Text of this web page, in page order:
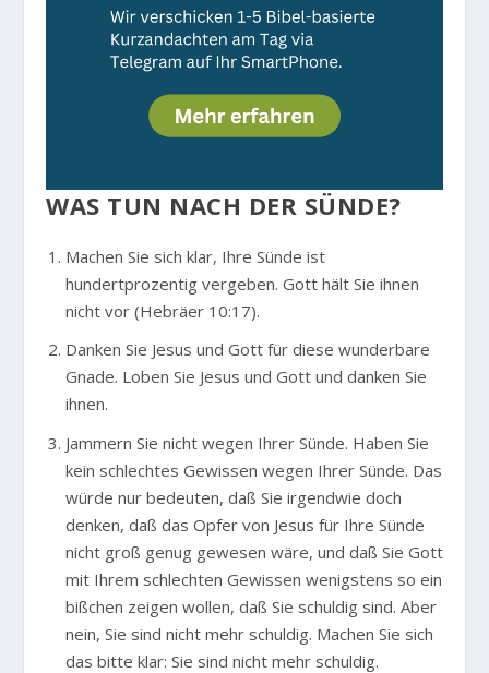
WAS TUN NACH DER SÜNDE?
Machen Sie sich klar, Ihre Sünde ist
hundertprozentig vergeben. Gott hält Sie ihnen
nicht vor (Hebräer 10:17).
Danken Sie Jesus und Gott für diese wunderbare
Gnade. Loben Sie Jesus und Gott und danken Sie
ihnen.
Jammern Sie nicht wegen Ihrer Sünde. Haben Sie
kein schlechtes Gewissen wegen Ihrer Sünde. Das
würde nur bedeuten, daß Sie irgendwie doch
denken, daß das Opfer von Jesus für Ihre Sünde
nicht groß genug gewesen wäre, und daß Sie Gott
mit Ihrem schlechten Gewissen wenigstens so ein
bißchen zeigen wollen, daß Sie schuldig sind. Aber
nein, Sie sind nicht mehr schuldig. Machen Sie sich
das bitte klar: Sie sind nicht mehr schuldig.